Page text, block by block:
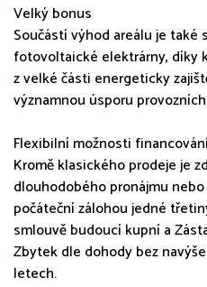
Velký bonus
Součástí výhod areálu je také
fotovoltaické elektrárny, díky
z velké části energeticky
významnou úsporu
Flexibilní možnosti financování
Kromě klasického prodeje je
dlouhodobého pronájmu
počáteční zálohou jedné
smlouvě budoucí kupní a
Zbytek dle dohody bez
letech.